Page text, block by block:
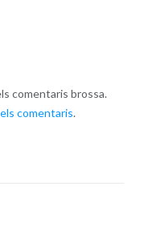
comentaris brossa.
comentaris.